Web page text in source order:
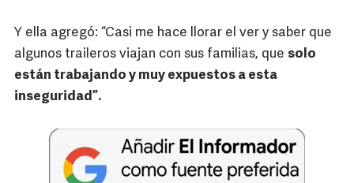
Y ella agregó: “Casi me hace llorar el ver y saber que
algunos traileros viajan con sus familias, que solo
están trabajando y muy expuestos a esta
inseguridad”.